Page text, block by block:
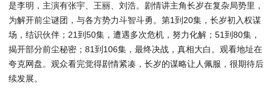
是李明，主演有张宇、王丽、刘浩。剧情讲主角长岁在复杂局势里，
为解开前尘谜团，与各方势力斗智斗勇。第1到20集，长岁初入权谋
场，结识伙伴；21到50集，遭遇多次危机，努力化解；51到80集，
揭开部分前尘秘密；81到106集，最终决战，真相大白。观看地址在
夸克网盘。观众看完觉得剧情紧凑，长岁的谋略让人佩服，很期待后
续发展。